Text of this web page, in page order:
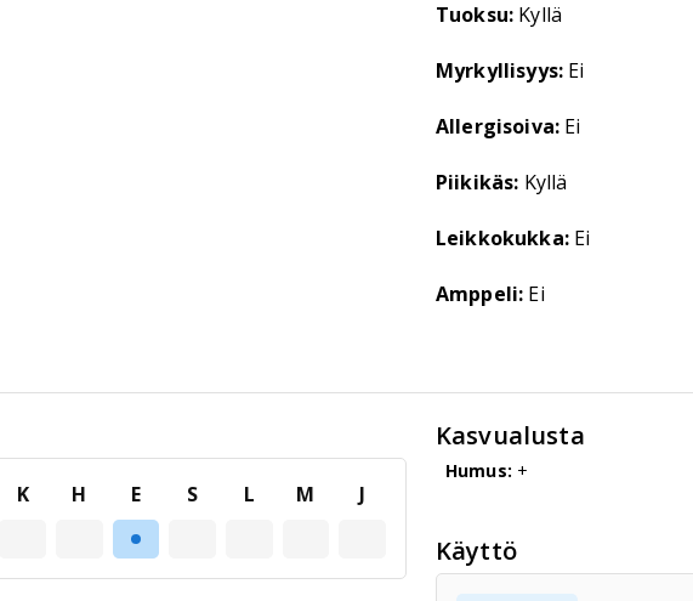
Tuoksu: Kyllä
Myrkyllisyys: Ei
Allergisoiva: Ei
Piikikäs: Kyllä
Leikkokukka: Ei
Amppeli: Ei
K H E S L M J
Kasvualusta
Humus: +
Käyttö